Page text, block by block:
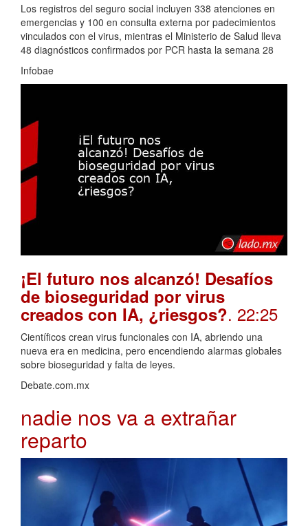
Los registros del seguro social incluyen 338 atenciones en
emergencias y 100 en consulta externa por padecimientos
vinculados con el virus, mientras el Ministerio de Salud lleva
48 diagnósticos confirmados por PCR hasta la semana 28
Infobae
¡El futuro nos alcanzó! Desafíos
de bioseguridad por virus
creados con IA, ¿riesgos?. 22:25
Científicos crean virus funcionales con IA, abriendo una
nueva era en medicina, pero encendiendo alarmas globales
sobre bioseguridad y falta de leyes.
Debate.com.mx
nadie nos va a extrañar
reparto